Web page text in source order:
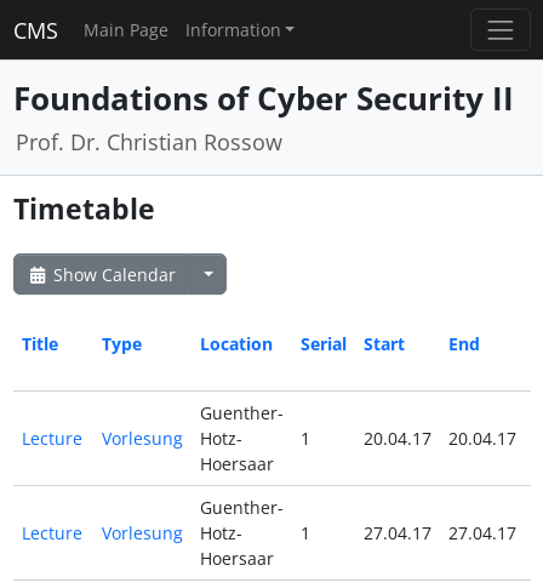
CMS Main Page Information
Foundations of Cyber Security II
Prof. Dr. Christian Rossow
Timetable
Show Calendar
Title Type Location Serial Start End
Lecture Vorlesung
Guenther-
Hotz-
Hoersaar
1 20.04.17 20.04.17
Lecture Vorlesung
Guenther-
Hotz-
Hoersaar
1 27.04.17 27.04.17